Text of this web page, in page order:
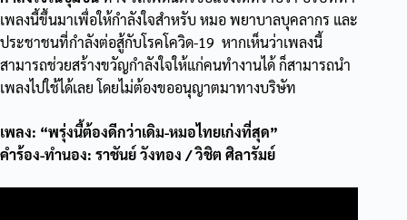
เพลงนี้ขึ้นมาเพื่อให้กำลังใจสำหรับ หมอ พยาบาลบุคลากร และ
ประชาชนที่กำลังต่อสู้กับโรคโควิด-19 หากเห็นว่าเพลงนี้
สามารถช่วยสร้างขวัญกำลังใจให้แก่คนทำงานได้ ก็สามารถนำ
เพลงไปใช้ได้เลย โดยไม่ต้องขออนุญาตมาทางบริษัท
เพลง: “พรุ่งนี้ต้องดีกว่าเดิม-หมอไทยเก่งที่สุด”
คำร้อง-ทำนอง: ราชันย์ วังทอง / วิชิต ศิลารัมย์